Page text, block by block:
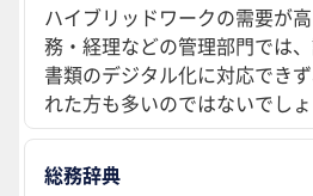
ハイブリッドワークの需要が
務・経理などの管理部門では
書類のデジタル化に対応でき
れた方も多いのではないでしょ
総務辞典